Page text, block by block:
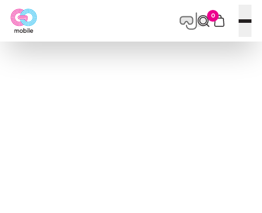
פתח תפריט
0